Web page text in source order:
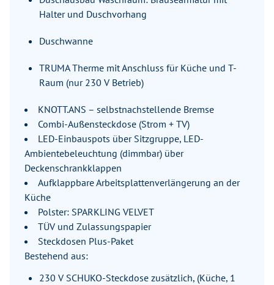
Halter und Duschvorhang
Duschwanne
TRUMA Therme mit Anschluss für Küche und T-
Raum (nur 230 V Betrieb)
KNOTT.ANS – selbstnachstellende Bremse
Combi-Außensteckdose (Strom + TV)
LED-Einbauspots über Sitzgruppe, LED-
Ambientebeleuchtung (dimmbar) über
Deckenschrankklappen
Aufklappbare Arbeitsplattenverlängerung an der
Küche
Polster: SPARKLING VELVET
TÜV und Zulassungspapier
Steckdosen Plus-Paket
Bestehend aus:
230 V SCHUKO-Steckdose zusätzlich, (Küche, 1